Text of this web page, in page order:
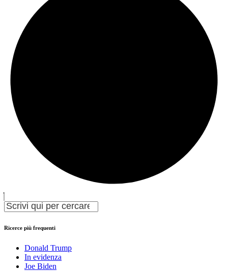
Ricerce più frequenti
Donald Trump
In evidenza
Joe Biden